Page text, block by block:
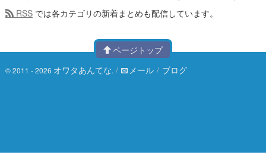
RSS では各カテゴリの新着まとめも配信しています。
ページトップ
© 2011 - 2026 オワタあんてな. / メール / ブログ